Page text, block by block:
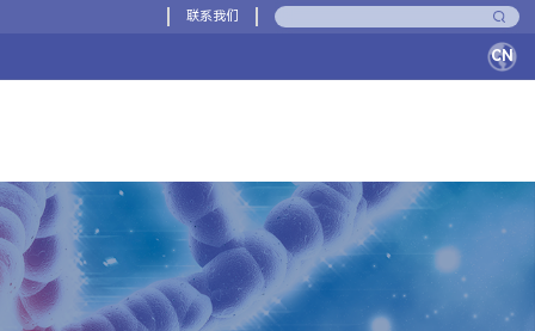
联系我们
CN